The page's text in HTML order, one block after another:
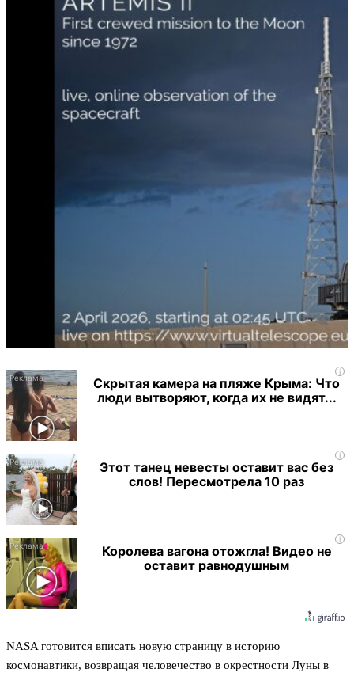
i
Скрытая камера на пляже Крыма: Что
люди вытворяют, когда их не видят...
i
Этот танец невесты оставит вас без
слов! Пересмотрела 10 раз
i
Королева вагона отожгла! Видео не
оставит равнодушным
NASA готовится вписать новую страницу в историю
космонавтики, возвращая человечество в окрестности Луны в